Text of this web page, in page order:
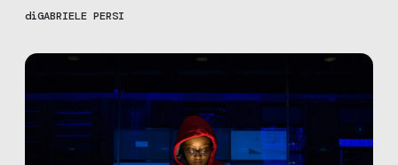
considerano i silenzi: sono l’insieme delle pause..” “È l’insieme..”
diGABRIELE PERSI